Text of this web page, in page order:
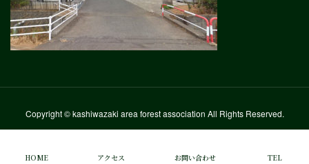
Copyright © kashiwazaki area forest association All Rights Reserved.
HOME アクセス お問い合わせ TEL